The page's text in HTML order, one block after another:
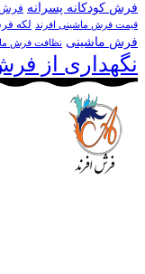
فرش کودکانه پسرانه فرش
قیمت فرش ماشینی افرند
لکه
فرش ماشینی نظافت فرش
نگهداری از